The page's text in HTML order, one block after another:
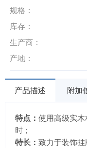
规格：
库存：
生产商：
产地：
产品描述 附加
特点： 使用高级实
时；
特长： 致力于装饰